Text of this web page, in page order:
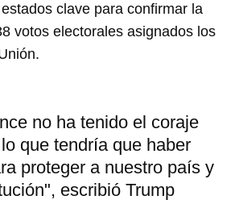
clave para confirmar la
votos electorales asignados los
no ha tenido el coraje
que tendría que haber
proteger a nuestro país y
escribió Trump